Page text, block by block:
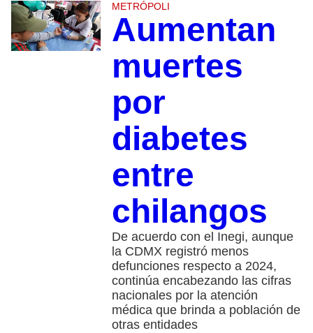
METRÓPOLI
Aumentan
muertes
por
diabetes
entre
chilangos
De acuerdo con el Inegi, aunque
la CDMX registró menos
defunciones respecto a 2024,
continúa encabezando las cifras
nacionales por la atención
médica que brinda a población de
otras entidades